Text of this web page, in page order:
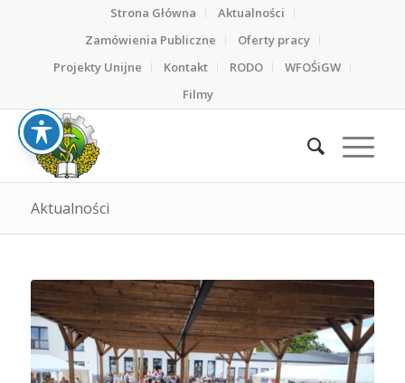
Strona Główna
Aktualności
Zamówienia Publiczne
Oferty pracy
Projekty Unijne
Kontakt RODO
WFOŚiGW
Filmy
Aktualności